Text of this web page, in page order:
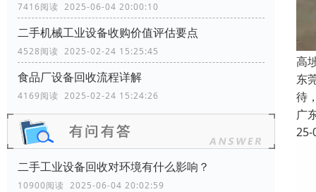
7416阅读 2025-06-04 20:00:10
二手机械工业设备收购价值评估要点
4528阅读 2025-02-24 15:25:45
食品厂设备回收流程详解
4169阅读 2025-02-24 15:24:26
二手工业设备回收对环境有什么影响？
10900阅读 2025-06-04 20:02:59
高
东
待
广
25-